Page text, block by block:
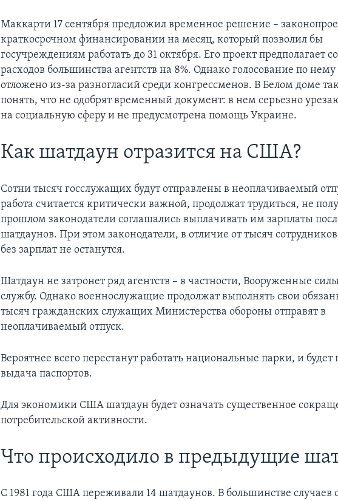
Маккарти 17 сентября предложил временное решение –
краткосрочном финансировании на месяц, который позволил бы
госучреждениям работать до 31 октября. Его проект предполагает
расходов большинства агентств на 8%. Однако голосование по
отложено из-за разногласий среди конгрессменов. В Белом доме
понять, что не одобрят временный документ: в нем серьезно
на социальную сферу и не предусмотрена помощь Украине.
Как шатдаун отразится на США?
Сотни тысяч госслужащих будут отправлены в неоплачиваемый
работа считается критически важной, продолжат трудиться, не
прошлом законодатели соглашались выплачивать им зарплаты
шатдаунов. При этом законодатели, в отличие от тысяч
без зарплат не останутся.
Шатдаун не затронет ряд агентств – в частности, Вооруженные
службу. Однако военнослужащие продолжат выполнять свои
тысяч гражданских служащих Министерства обороны отправят в
неоплачиваемый отпуск.
Вероятнее всего перестанут работать национальные парки, и
выдача паспортов.
Для экономики США шатдаун будет означать существенное
потребительской активности.
Что происходило в предыдущие
С 1981 года США переживали 14 шатдаунов. В большинстве случаев